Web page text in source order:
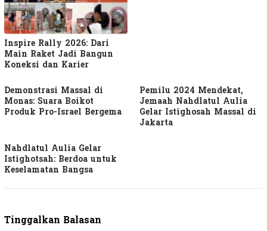
Inspire Rally 2026: Dari
Main Raket Jadi Bangun
Koneksi dan Karier
Demonstrasi Massal di
Monas: Suara Boikot
Produk Pro-Israel Bergema
Pemilu 2024 Mendekat,
Jemaah Nahdlatul Aulia
Gelar Istighosah Massal di
Jakarta
Nahdlatul Aulia Gelar
Istighotsah: Berdoa untuk
Keselamatan Bangsa
Tinggalkan Balasan